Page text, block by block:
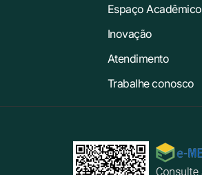
Espaço Acadêmico
Inovação
Atendimento
Trabalhe conosco